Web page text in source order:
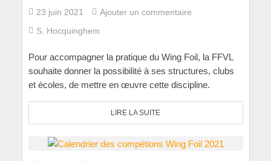
23 juin 2021
Ajouter un commentaire
S. Hocquinghem
Pour accompagner la pratique du Wing Foil, la FFVL
souhaite donner la possibilité à ses structures, clubs
et écoles, de mettre en œuvre cette discipline.
LIRE LA SUITE